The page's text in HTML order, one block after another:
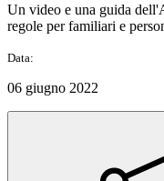
Un video e una guida
regole per familiari e
Data:
06 giugno 2022